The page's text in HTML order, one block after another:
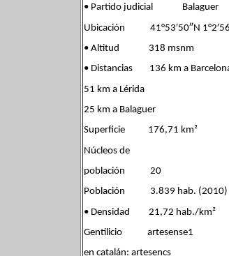
• Partido judicial
Ubicación 41°53′50″N
• Altitud 318 msnm
• Distancias 136 km a
51 km a Lérida
25 km a Balaguer
Superficie 176,71 km²
Núcleos de
población 20
Población 3.839 hab. (2010)
• Densidad 21,72 hab./km²
Gentilicio artesense1
en catalán: artesencs